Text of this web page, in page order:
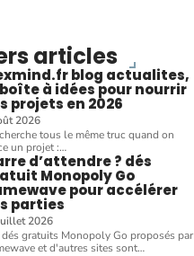
articles
blog actualites,
à idées pour nourrir
projets en 2026
2026
tous le même truc quand on
un projet :…
d’attendre ? dés
Monopoly Go
pour accélérer
parties
2026
dés gratuits Monopoly Go proposés par
et d'autres sites sont…